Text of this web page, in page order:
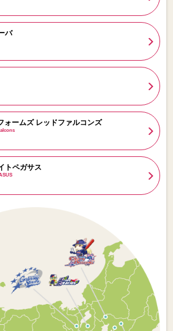
バ
ォームズ レッドファルコンズ
トペガサス